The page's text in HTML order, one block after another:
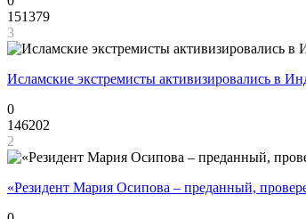
151379
3
Исламские экстремисты активизировались в
0
146202
2
«Резидент Мария Осипова – преданный,